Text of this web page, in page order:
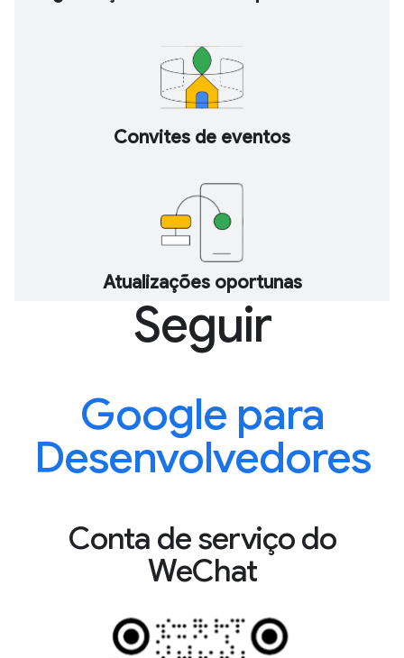
Convites de eventos
Atualizações oportunas
Seguir
Google para
Desenvolvedores
Conta de serviço do
WeChat